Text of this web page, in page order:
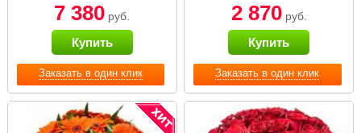
Заказать в один клик
7 380 руб.
Купить
Заказать в один клик
2 870руб.
Купить